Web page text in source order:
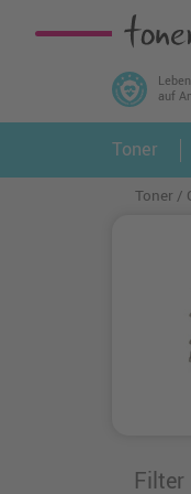
auf
In 3
und alle
Toner
Toner
Filter